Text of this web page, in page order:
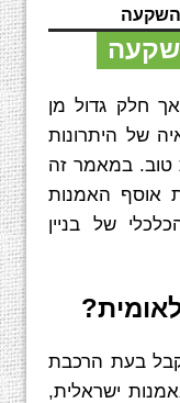
חלק גדול מן
של היתרונות
טוב. במאמר זה
אוסף האמנות
של בניין
בעת הרכבת
ישראלית,